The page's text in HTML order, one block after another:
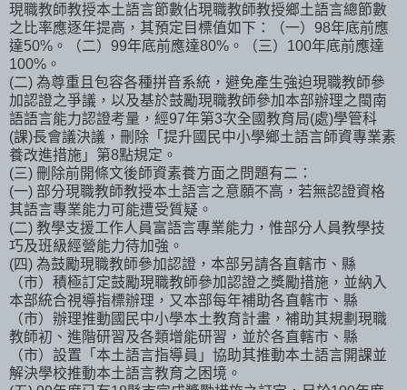
現職教師教授本土語言節數佔現職教師教授鄉土語言總節數
之比率應逐年提高，其預定目標值如下：（一）98年底前應
達50%。（二）99年底前應達80%。（三）100年底前應達
100%。
(二) 為尊重且包容各種拼音系統，避免產生強迫現職教師參
加認證之爭議，以及基於鼓勵現職教師參加本部辦理之閩南
語語言能力認證考量，經97年第3次全國教育局(處)學管科
(課)長會議決議，刪除「提升國民中小學鄉土語言師資專業素
養改進措施」第8點規定。
(三) 刪除前開條文後師資素養方面之問題有二：
(一) 部分現職教師教授本土語言之意願不高，若無認證資格
其語言專業能力可能遭受質疑。
(二) 教學支援工作人員富語言專業能力，惟部分人員教學技
巧及班級經營能力待加強。
(四) 為鼓勵現職教師參加認證，本部另請各直轄市、縣
（市）積極訂定鼓勵現職教師參加認證之獎勵措施，並納入
本部統合視導指標辦理，又本部每年補助各直轄市、縣
（市）辦理推動國民中小學本土教育計畫，補助其規劃現職
教師初、進階研習及各類增能研習，並於各直轄市、縣
（市）設置「本土語言指導員」協助其推動本土語言開課並
解決學校推動本土語言教育之困境。